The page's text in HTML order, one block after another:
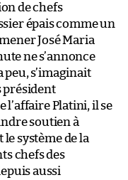
de chefs
épais comme un
José Maria
ne s’annonce
s’imaginait
président
l’affaire Platini, il se
soutien à
le système de la
chefs des
aussi